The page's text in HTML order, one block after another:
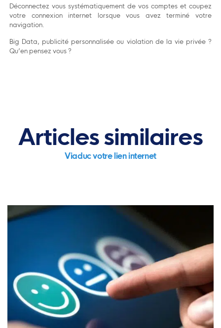
Déconnectez vous systématiquement de vos comptes et coupez
votre connexion internet lorsque vous avez terminé votre
navigation.
Big Data, publicité personnalisée ou violation de la vie privée ?
Qu’en pensez vous ?
Articles similaires
Viaduc votre lien internet